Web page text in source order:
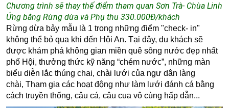
Chương trình sẽ thay thế điểm tham quan Sơn Trà- Chùa Linh
Ứng bằng Rừng dừa và Phụ thu 330.000Đ/khách
Rừng dừa bảy mẫu là 1 trong những điểm "check- in"
không thể bỏ qua khi đến Hội An. Tại đây, du khách sẽ
được khám phá không gian miền quê sông nước đẹp nhất
phố Hội, thưởng thức kỹ năng “chém nước”, những màn
biểu diễn lắc thúng chai, chài lưới của ngư dân làng
chài, Tham gia các hoạt động như làm lưới đánh cá bằng
cách truyền thống, câu cá, câu cua vô cùng hấp dẫn...